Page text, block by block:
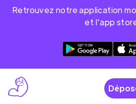
Retrouvez notre application
et l'app